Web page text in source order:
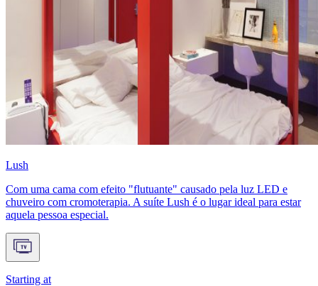
Lush
Com uma cama com efeito "flutuante" causado pela luz LED e
chuveiro com cromoterapia. A suíte Lush é o lugar ideal para estar
aquela pessoa especial.
Starting at